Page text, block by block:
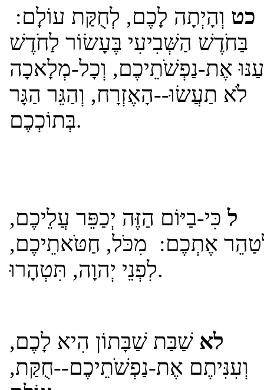
כט וְהָיְתָה לָכֶם, לְחֻקַּת עוֹלָם:
בַּחֹדֶשׁ הַשְּׁבִיעִי בֶּעָשׂוֹר לַחֹדֶשׁ
אֶת-נַפְשֹׁתֵיכֶם, וְכָל-מְלָאכָה
לֹא תַעֲשׂוּ--הָאֶזְרָח, וְהַגֵּר הַגָּר
בְּתוֹכְכֶם.
לכִּי-בַיּוֹם הַזֶּה יְכַפֵּר עֲלֵיכֶם,
אֶתְכֶם: מִכֹּל, חַטֹּאתֵיכֶם,
לִפְנֵי יְהוָה, תִּטְהָרוּ.
לא שַׁבַּת שַׁבָּתוֹן הִיא לָכֶם,
וְעִנִּיתֶם אֶת-נַפְשֹׁתֵיכֶם--חֻקַּת,